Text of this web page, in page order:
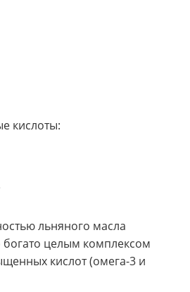
кислоты:
льняного масла
богато целым комплексом
кислот (омега-3 и